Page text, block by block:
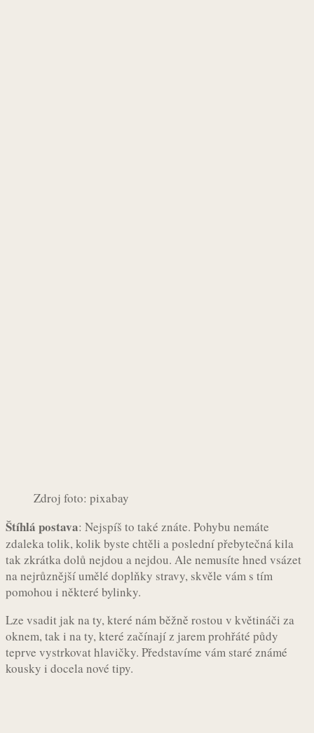
Zdroj foto: pixabay
Štíhlá postava: Nejspíš to také znáte. Pohybu nemáte
zdaleka tolik, kolik byste chtěli a poslední přebytečná kila
tak zkrátka dolů nejdou a nejdou. Ale nemusíte hned vsázet
na nejrůznější umělé doplňky stravy, skvěle vám s tím
pomohou i některé bylinky.
Lze vsadit jak na ty, které nám běžně rostou v květináči za
oknem, tak i na ty, které začínají z jarem prohřáté půdy
teprve vystrkovat hlavičky. Představíme vám staré známé
kousky i docela nové tipy.